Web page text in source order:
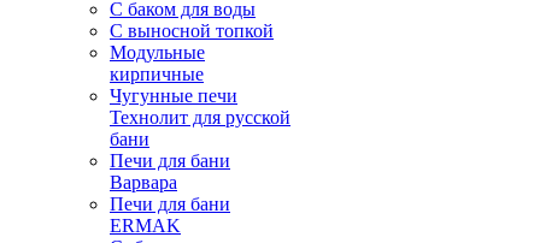
С баком для воды
С выносной топкой
Модульные
кирпичные
Чугунные печи
Технолит для русской
бани
Печи для бани
Варвара
Печи для бани
ERMAK